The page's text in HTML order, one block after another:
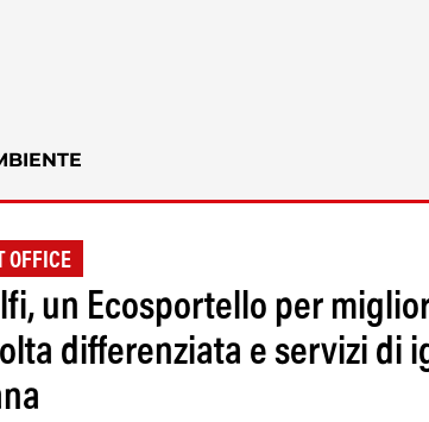
OFFICE
un Ecosportello per
differenziata e servizi di